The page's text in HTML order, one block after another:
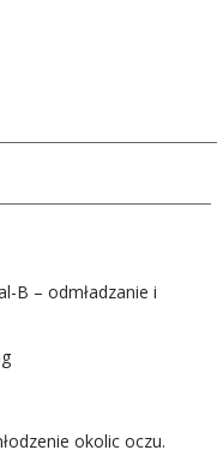
B – odmładzanie i
okolic oczu.